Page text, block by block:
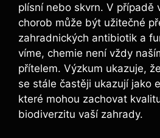
plísní nebo skvrn. V případě
chorob může být užitečné
zahradnických antibiotik a
víme, chemie není vždy
přítelem. Výzkum ukazuje,
se stále častěji ukazují jako
které mohou zachovat
biodiverzitu vaší zahrady.